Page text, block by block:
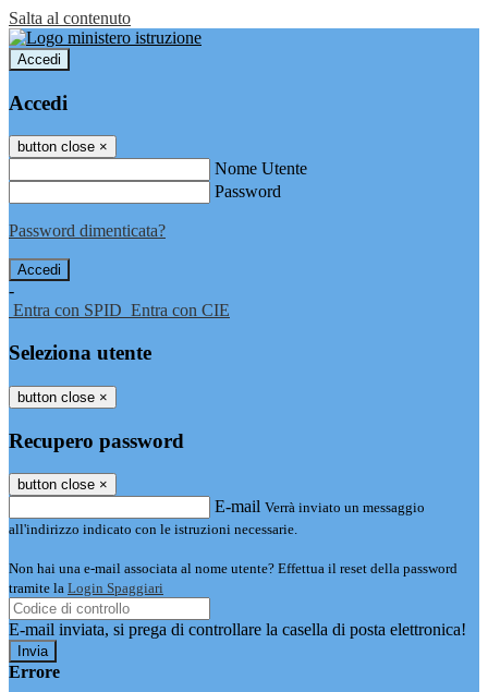
Salta al contenuto
Accedi
Accedi
button close ×
Nome Utente
Password
Password dimenticata?
-
Entra con SPID Entra con CIE
Seleziona utente
button close ×
Recupero password
button close ×
E-mail Verrà inviato un messaggio
all'indirizzo indicato con le istruzioni necessarie.
Non hai una e-mail associata al nome utente? Effettua il reset della password
tramite la Login Spaggiari
E-mail inviata, si prega di controllare la casella di posta elettronica!
Errore